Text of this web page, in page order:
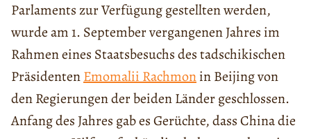
Parlaments zur Verfügung gestellten werden,
wurde am 1. September vergangenen Jahres im
Rahmen eines Staatsbesuchs des tadschikischen
PräsidentenEmomalii Rachmonin Beijing von
den Regierungen der beiden Länder geschlossen.
Anfang des Jahres gab es Gerüchte, dass China die